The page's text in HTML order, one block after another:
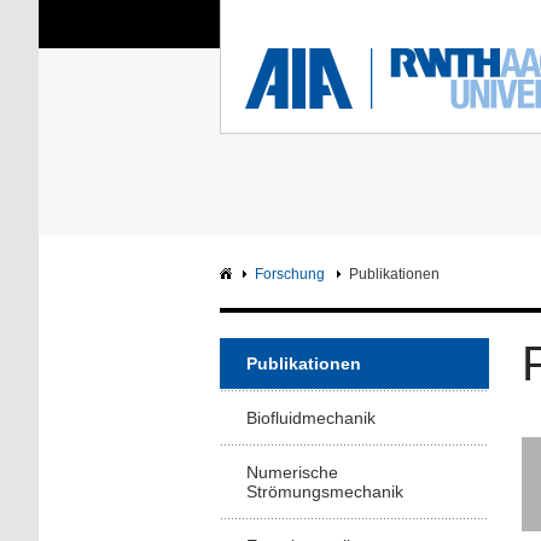
Sie sind hier: Aerodynamisches
RWTH
Forschung Publikationen
Publikationen
Biofluidmechanik
Numerische
Strömungsmechanik